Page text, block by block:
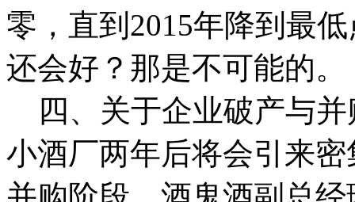
零，直到2015年降到最
还会好？那是不可能的。
四、关于企业破产与并
小酒厂两年后将会引来